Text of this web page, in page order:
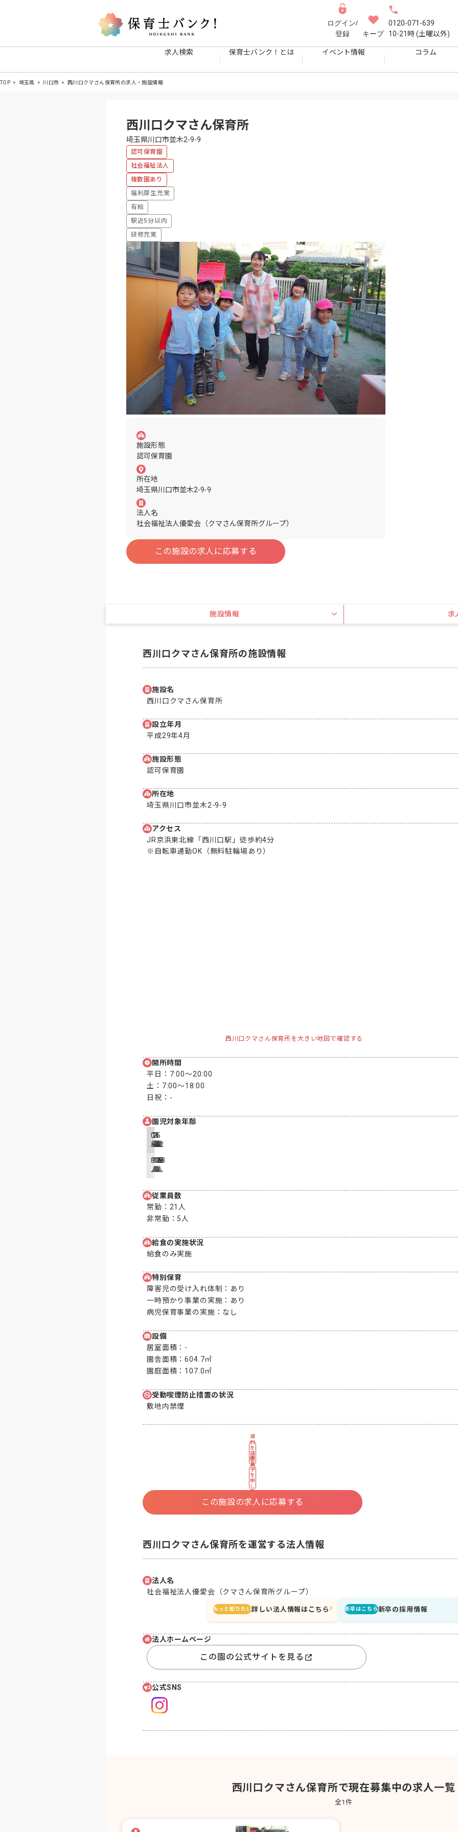
ログイン/
登録
キープ
0120-071-639
10-21時 (土曜以外)
求人検索 保育士バンク！とは イベント情報 コラム
TOP 埼玉県 川口市 西川口クマさん保育所の求人・施設情報
西川口クマさん保育所
埼玉県川口市並木2-9-9
認可保育園
社会福祉法人
複数園あり
福利厚生充実
有給
駅近5分以内
研修充実
施設形態
認可保育園
所在地
埼玉県川口市並木2-9-9
法人名
社会福祉法人優愛会（クマさん保育所グループ）
この施設の求人に応募する
施設情報 求
西川口クマさん保育所の施設情報
施設名
西川口クマさん保育所
設立年月
平成29年4月
施設形態
認可保育園
所在地
埼玉県川口市並木2-9-9
アクセス
JR京浜東北線「西川口駅」徒歩約4分
※自転車通勤OK（無料駐輪場あり）
西川口クマさん保育所を大きい地図で確認する
開所時間
平日： 7:00〜20:00
土： 7:00〜18:00
日祝： -
園児対象年齢
0
歳
1
歳
2
歳
3
歳
4
歳
5
歳
8
人
12
人
16
人
18
人
18
人
18
人
従業員数
常勤： 21人
非常勤： 5人
給食の実施状況
給食のみ実施
特別保育
障害児の受け入れ体制： あり
一時預かり事業の実施： あり
病児保育事業の実施： なし
設備
居室面積： -
園舎面積：604.7㎡
園庭面積： 107.0㎡
受動喫煙防止措置の状況
敷地内禁煙
資
料
を
請
求
す
る
園
見
学
を
申
し
込
む
この施設の求人に応募する
西川口クマさん保育所を運営する法人情報
法人名
社会福祉法人優愛会（クマさん保育所グループ）
もっと知りたい詳しい法人情報はこちら 新卒はこちら新卒の採用情報
法人ホームページ
この園の公式サイトを見る
公式SNS
西川口クマさん保育所で現在募集中の求人一覧
全1 件